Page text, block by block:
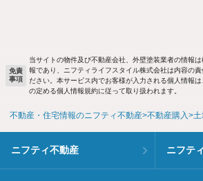
免責
事項
当サイトの物件及び不動産会社、外壁塗装業者の情報
報であり、ニフティライフスタイル株式会社は内容の
ださい。本サービス内でお客様が入力される個人情報
の定める個人情報規約に従って取り扱われます。
不動産・住宅情報のニフティ不動産 不動産購入
ニフティ不動産 ニフテ